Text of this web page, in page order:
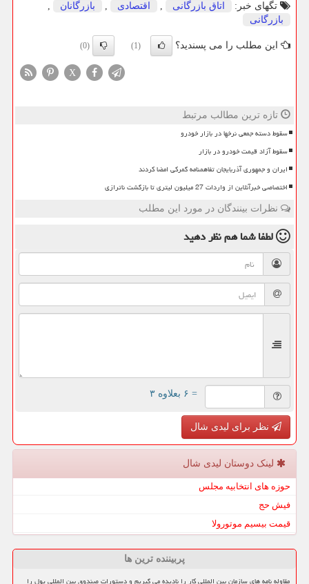
تگهای خبر:
اتاق بازرگانی , اقتصادی , بازرگانان
,
بازرگانی
این مطلب را می پسندید؟ (1)
(0)
X
تازه ترین مطالب مرتبط
سقوط دسته جمعی نرخها در بازار خودرو
سقوط آزاد قیمت خودرو در بازار
ایران و جمهوری آذربایجان تفاهمنامه گمرکی امضا کردند
اختصاصی خبرآنلاین از واردات 27 میلیون لیتری تا بازگشت ناترازی
نظرات بینندگان در مورد این مطلب
لطفا شما همنظر دهید
= ۶ بعلاوه ۳
نظر برای لیدی شال
لینک دوستان لیدی شال
حوزه های انتخابیه مجلس
فیش حج
قیمت بیسیم موتورولا
پربیننده ترین ها